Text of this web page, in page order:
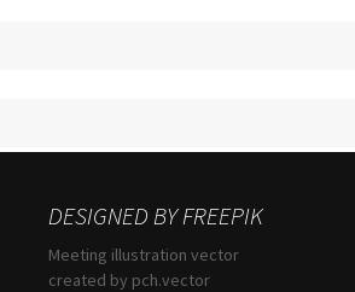
DESIGNED BY FREEPIK
Meeting illustration vector
created by pch.vector